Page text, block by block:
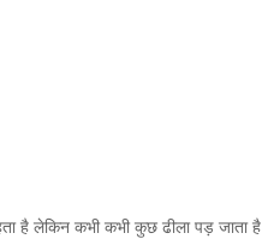
है लेकिन कभी कभी कुछ ढीला पड़ जाता है